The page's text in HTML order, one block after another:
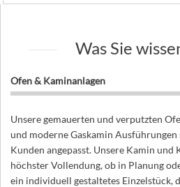
Was Sie
Ofen & Kaminanlagen
Unsere gemauerten und verputzten
und moderne Gaskamin
Kunden angepasst. Unsere Kamin und
höchster Vollendung, ob in Planung
ein individuell gestaltetes Einzelstück,